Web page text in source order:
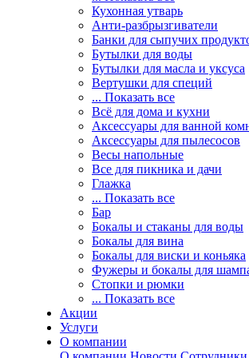
Кухонная утварь
Анти-разбрызгиватели
Банки для сыпучих
Бутылки для воды
Бутылки для масла и уксуса
Вертушки для специй
... Показать все
Всё для дома и кухни
Аксессуары для ванной
Аксессуары для пылесосов
Весы напольные
Все для пикника и дачи
Глажка
... Показать все
Бар
Бокалы и стаканы для воды
Бокалы для вина
Бокалы для виски и коньяка
Фужеры и бокалы для
Стопки и рюмки
... Показать все
Акции
Услуги
О компании